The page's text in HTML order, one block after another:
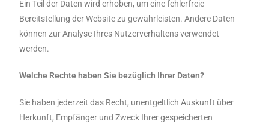
Ein Teil der Daten wird erhoben, um eine fehlerfreie
Bereitstellung der Website zu gewährleisten. Andere Daten
können zur Analyse Ihres Nutzerverhaltens verwendet
werden.
Welche Rechte haben Sie bezüglich Ihrer Daten?
Sie haben jederzeit das Recht, unentgeltlich Auskunft über
Herkunft, Empfänger und Zweck Ihrer gespeicherten